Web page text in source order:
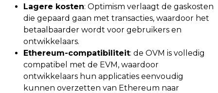
Lagere kosten: Optimism verlaagt de gaskosten
die gepaard gaan met transacties, waardoor het
betaalbaarder wordt voor gebruikers en
ontwikkelaars.
Ethereum-compatibiliteit: de OVM is volledig
compatibel met de EVM, waardoor
ontwikkelaars hun applicaties eenvoudig
kunnen overzetten van Ethereum naar